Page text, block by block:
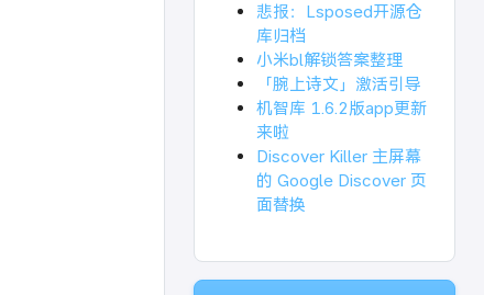
悲报：Lsposed开源仓
库归档
小米bl解锁答案整理
「腕上诗文」激活引导
机智库 1.6.2版app更新
来啦
Discover Killer 主屏幕
的 Google Discover 页
面替换